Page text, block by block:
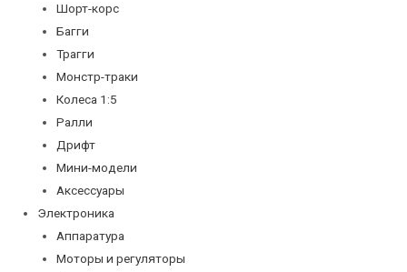
Шорт-корс
Багги
Трагги
Монстр-траки
Колеса 1:5
Ралли
Дрифт
Мини-модели
Аксессуары
Электроника
Аппаратура
Моторы и регуляторы